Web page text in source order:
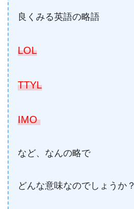
良くみる英語の略語
LOL
TTYL
IMO
など、なんの略で
どんな意味なのでしょうか？